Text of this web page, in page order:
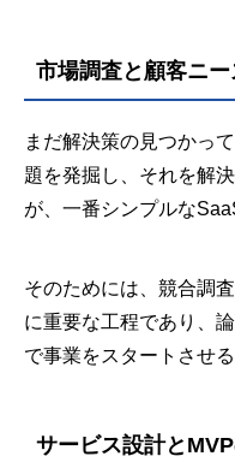
市場調査と顧客ニ
まだ解決策の見つかっ
題を発掘し、それを解
が、一番シンプルな
そのためには、競合調
に重要な工程であり、
で事業をスタートさせ
サービス設計と